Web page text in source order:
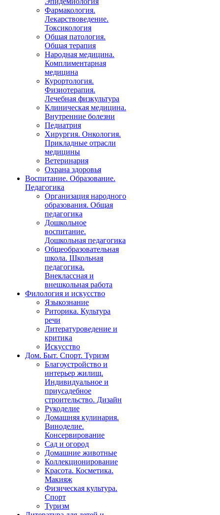
Фармакология.
Лекарствоведение.
Токсикология
Общая патология.
Общая терапия
Народная медицина.
Комплиментарная
медицина
Курортология.
Физиотерапия.
Лечебная физкультура
Клиническая медицина.
Внутренние болезни
Педиатрия
Хирургия. Онкология.
Прикладные отрасли
медицины
Ветеринария
Охрана здоровья
Воспитание. Образование.
Педагогика
Организация народного
образования. Общая
педагогика
Дошкольное
воспитание.
Дошкольная педагогика
Общеобразовательная
школа. Школьная
педагогика.
Внеклассная и
внешкольная работа
Филология и искусство
Языкознание
Риторика. Культура
речи
Литературоведение и
критика
Искусство
Дом. Быт. Спорт. Туризм
Благоустройство и
интерьер жилищ.
Индивидуальное и
приусадебное
строительство. Дизайн
Рукоделие
Домашняя кулинария.
Виноделие.
Консервирование
Сад и огород
Домашние животные
Коллекционирование
Красота. Косметика.
Макияж
Физическая культура.
Спорт
Туризм